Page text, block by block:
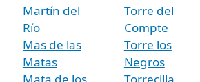
Martín del
Río
Mas de las
Matas
Mata de los
Torre del
Compte
Torre los
Negros
Torrecilla